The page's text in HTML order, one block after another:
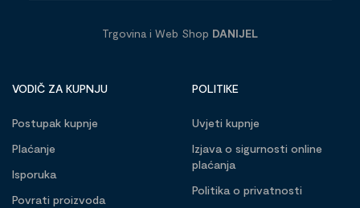
Trgovina i Web Shop DANIJEL
VODIČ ZA KUPNJU
Postupak kupnje
Plaćanje
Isporuka
Povrati proizvoda
POLITIKE
Uvjeti kupnje
Izjava o sigurnosti online
plaćanja
Politika o privatnosti